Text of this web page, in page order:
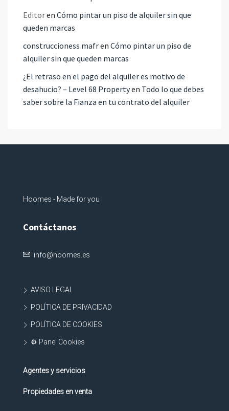
Editoren Cómo pintar un piso de alquiler sin que
queden marcas
construccioness mafren Cómo pintar un piso de
alquiler sin que queden marcas
¿El retraso en el pago del alquiler es motivo de
desahucio? – Level 68 Propertyen Todo lo que debes
saber sobre la Fianza en tu contrato del alquiler
Hoomes - Made for you
Contáctanos
info@hoomes.es
AVISO LEGAL
POLÍTICA DE PRIVACIDAD
POLÍTICA DE COOKIES
⚙ Panel Cookies
Agentes y servicios
Propiedades en venta